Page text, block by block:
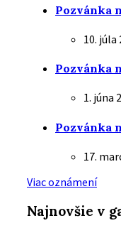
Pozvánka
10. júla
Pozvánka
1. júna
Pozvánka
17.
Viac oznámení
Najnovšie v